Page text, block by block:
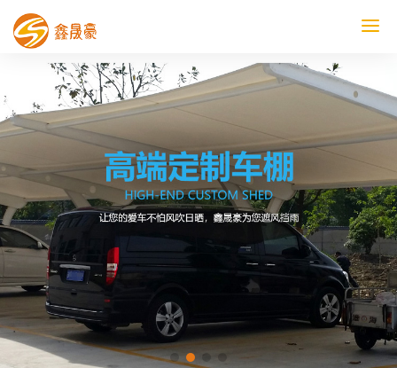
鑫晟豪首页
产品中心
工程案例
膜结构车棚
污水池反吊膜加盖
鑫晟豪资讯
关于鑫晟豪
联系鑫晟豪